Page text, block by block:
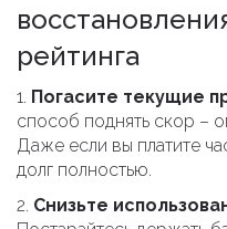
рейтинга
1. Погасите текущие
способ поднять скор –
Даже если вы платите
долг полностью.
2. Снизьте